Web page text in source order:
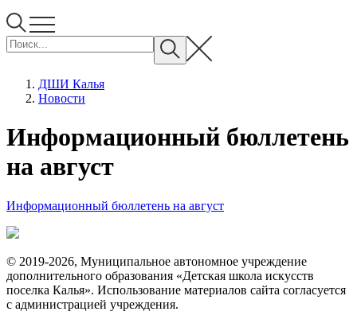
ДШИ Калья
Новости
Информационный бюллетень
на август
Информационный бюллетень на август
© 2019-2026, Муниципальное автономное учреждение
дополнительного образования «Детская школа искусств
поселка Калья». Использование материалов сайта согласуется
с администрацией учреждения.